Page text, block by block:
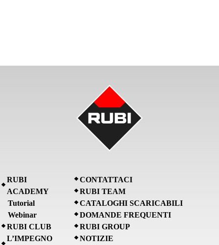
RUBI
ACADEMY
Tutorial
Webinar
RUBI CLUB
L’IMPEGNO
CONTATTACI
RUBI TEAM
CATALOGHI SCARICABILI
DOMANDE FREQUENTI
RUBI GROUP
NOTIZIE